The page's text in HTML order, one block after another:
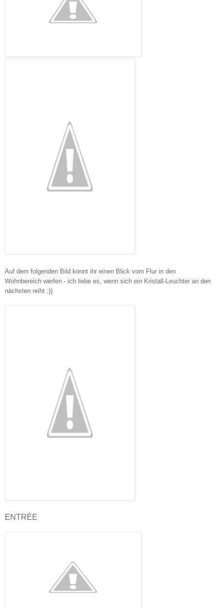
Auf dem folgenden Bild könnt ihr einen Blick vom Flur in den
Wohnbereich werfen - ich liebe es, wenn sich ein Kristall-Leuchter an den
nächsten reiht ;))
ENTRÈE